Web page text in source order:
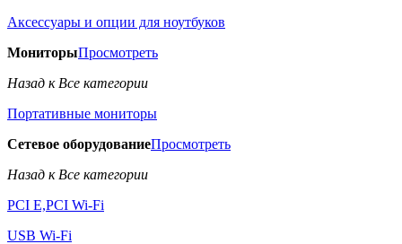
Аксессуары и опции для ноутбуков
МониторыПросмотреть
Назад к Все категории
Портативные мониторы
Сетевое оборудованиеПросмотреть
Назад к Все категории
PCI E,PCI Wi-Fi
USB Wi-Fi